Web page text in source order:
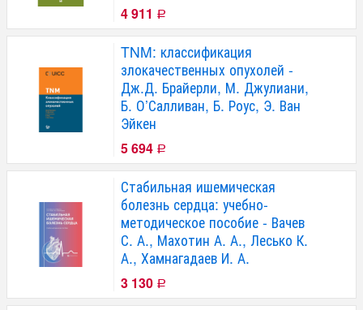
4 911 Р
TNM: классификация
злокачественных опухолей -
Дж.Д. Брайерли, М. Джулиани,
Б. О’Салливан, Б. Роус, Э. Ван
Эйкен
5 694 Р
Стабильная ишемическая
болезнь сердца: учебно-
методическое пособие - Вачев
С. А., Махотин А. А., Лесько К.
А., Хамнагадаев И. А.
3 130 Р